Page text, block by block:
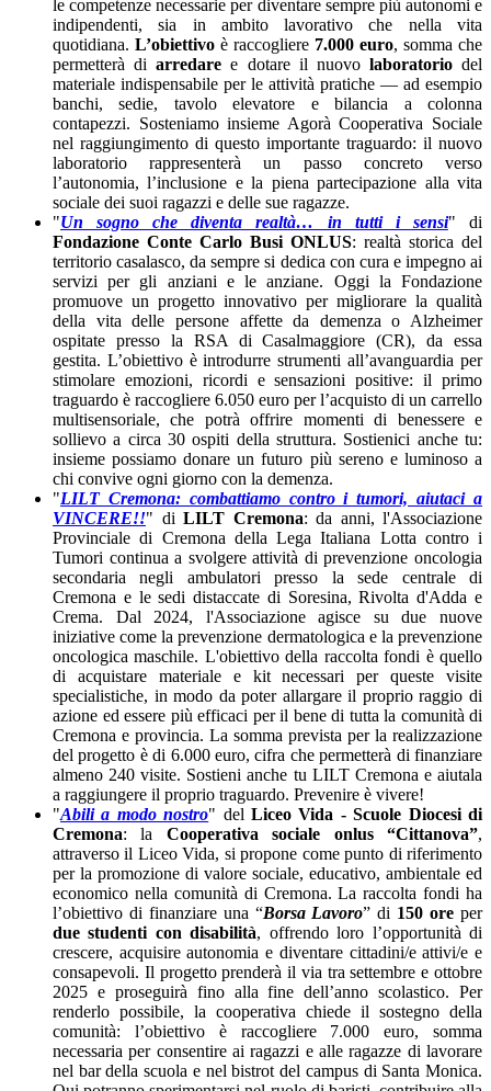
le competenze necessarie per diventare sempre più autonomi e
indipendenti, sia in ambito lavorativo che nella vita
quotidiana. L’obiettivo è raccogliere 7.000 euro, somma che
permetterà diarredaree dotare il nuovo laboratorio del
materiale indispensabile per le attività pratiche — ad esempio
banchi, sedie, tavolo elevatore e bilancia a colonna
contapezzi. Sosteniamo insieme Agorà Cooperativa Sociale
nel raggiungimento di questo importante traguardo: il nuovo
laboratorio rappresenterà un passo concreto verso
l’autonomia, l’inclusione e la piena partecipazione alla vita
sociale dei suoi ragazzi e delle sue ragazze.
"Un sogno che diventa realtà… in tutti i sensi" di
Fondazione Conte Carlo Busi ONLUS: realtà storica del
territorio casalasco, da sempre si dedica con cura e impegno ai
servizi per gli anziani e le anziane. Oggi la Fondazione
promuove un progetto innovativo per migliorare la qualità
della vita delle persone affette da demenza o Alzheimer
ospitate presso la RSA di Casalmaggiore (CR), da essa
gestita. L’obiettivo è introdurre strumenti all’avanguardia per
stimolare emozioni, ricordi e sensazioni positive: il primo
traguardo è raccogliere 6.050 euro per l’acquisto di un carrello
multisensoriale, che potrà offrire momenti di benessere e
sollievo a circa 30 ospiti della struttura. Sostienici anche tu:
insieme possiamo donare un futuro più sereno e luminoso a
chi convive ogni giorno con la demenza.
"LILT Cremona: combattiamo contro i tumori, aiutaci a
VINCERE!!" di LILT Cremona: da anni, l'Associazione
Provinciale di Cremona della Lega Italiana Lotta contro i
Tumori continua a svolgere attività di prevenzione oncologia
secondaria negli ambulatori presso la sede centrale di
Cremona e le sedi distaccate di Soresina, Rivolta d'Adda e
Crema. Dal 2024, l'Associazione agisce su due nuove
iniziative come la prevenzione dermatologica e la prevenzione
oncologica maschile. L'obiettivo della raccolta fondi è quello
di acquistare materiale e kit necessari per queste visite
specialistiche, in modo da poter allargare il proprio raggio di
azione ed essere più efficaci per il bene di tutta la comunità di
Cremona e provincia. La somma prevista per la realizzazione
del progetto è di 6.000 euro, cifra che permetterà di finanziare
almeno 240 visite. Sostieni anche tu LILT Cremona e aiutala
a raggiungere il proprio traguardo. Prevenire è vivere!
"Abili a modo nostro" delLiceo Vida - Scuole Diocesi di
Cremona: la Cooperativa sociale onlus “Cittanova”,
attraverso il Liceo Vida, si propone come punto di riferimento
per la promozione di valore sociale, educativo, ambientale ed
economico nella comunità di Cremona. La raccolta fondi ha
l’obiettivo di finanziare una “Borsa Lavoro” di 150 ore per
due studenti con disabilità, offrendo loro l’opportunità di
crescere, acquisire autonomia e diventare cittadini/e attivi/e e
consapevoli. Il progetto prenderà il via tra settembre e ottobre
2025 e proseguirà fino alla fine dell’anno scolastico. Per
renderlo possibile, la cooperativa chiede il sostegno della
comunità: l’obiettivo è raccogliere 7.000 euro, somma
necessaria per consentire ai ragazzi e alle ragazze di lavorare
nel bar della scuola e nel bistrot del campus di Santa Monica.